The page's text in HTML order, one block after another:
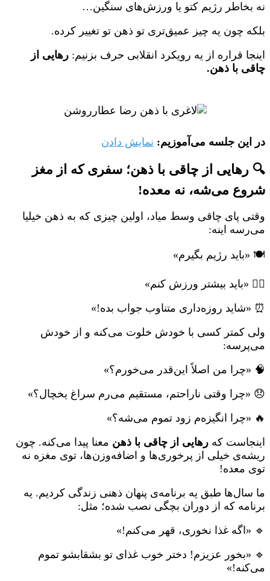
نه بخاطر رژیم کتو یا ورزش‌های سنگین…
بلکه چون یه چیز عمیق‌تری تو ذهن تو تغییر کرده.
اینجا قراره از یه رویکرد انقلابی حرف بزنیم: رهایی از
چاقی با ذهن.
در این جلسه می‌آموزیم: نمایش دادن
🔍 رهایی از چاقی با ذهن؛ سفری که از مغز
شروع می‌شه، نه معده!
وقتی پای چاقی وسط میاد، اولین چیزی که به ذهن خیلیا
می‌رسه اینه:
🍽️ «باید رژیم بگیرم»
🏃‍♀️ «باید بیشتر ورزش کنم»
⏰ «شاید روزه‌داری متناوب جواب بده!»
ولی کمتر کسی با خودش خلوت می‌کنه و از خودش
می‌پرسه:
🧠 «چرا من اصلاً این‌قدر می‌خورم؟»
😞 «چرا وقتی ناراحتم، مستقیم می‌رم سراغ یخچال؟»
🔥 «چرا انگیزه‌م زود تموم می‌شه؟»
اینجاست که رهایی از چاقی با ذهن معنا پیدا می‌کنه. چون
ریشه‌ی خیلی از پرخوری‌ها و اضافه‌وزن‌ها، توی مغزه نه
توی معده!
ما سال‌ها طبق یه برنامه‌ی پنهان ذهنی زندگی کردیم. یه
برنامه که از دوران بچگی نصب شده؛ مثل:
🔹 «اگه غذا نخوری، قهر می‌کنم!»
🔹 «بخور عزیزم! دختر خوب غذای تو بشقابشو تموم
می‌کنه!»